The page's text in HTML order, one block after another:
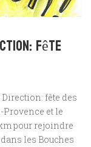
fête
Direction: fête des
et le
pour rejoindre
les Bouches